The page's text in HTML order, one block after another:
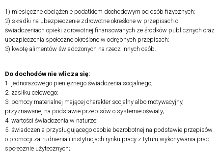
1) miesięczne obciążenie podatkiem dochodowym od osób fizycznych;
2) składki na ubezpieczenie zdrowotne określone w przepisach o
świadczeniach opieki zdrowotnej finansowanych ze środków publicznych oraz
ubezpieczenia społeczne określone w odrębnych przepisach;
3) kwotę alimentów świadczonych na rzecz innych osób.
Do dochodów nie wlicza się:
1. jednorazowego pieniężnego świadczenia socjalnego;
2. zasiłku celowego;
3. pomocy materialnej mającej charakter socjalny albo motywacyjny,
przyznawanej na podstawie przepisów o systemie oświaty;
4. wartości świadczenia w naturze;
5. świadczenia przysługującego osobie bezrobotnej na podstawie przepisów
o promocji zatrudnienia i instytucjach rynku pracy z tytułu wykonywania prac
społecznie użytecznych;